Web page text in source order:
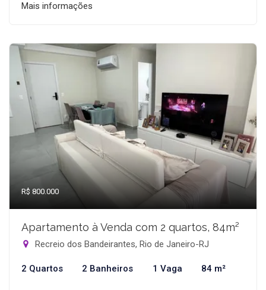
Mais informações
R$ 800.000
Apartamento à Venda com 2 quartos, 84m²
Recreio dos Bandeirantes, Rio de Janeiro-RJ
2 Quartos 2 Banheiros 1 Vaga 84 m²